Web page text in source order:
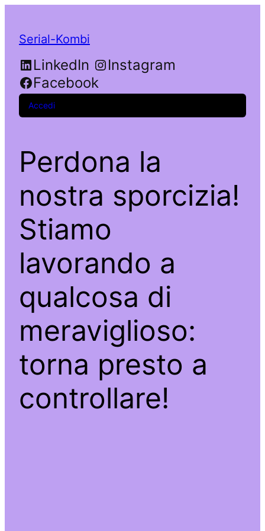
Serial-Kombi
LinkedIn
Instagram
Facebook
Accedi
Perdona la
nostra sporcizia!
Stiamo
lavorando a
qualcosa di
meraviglioso:
torna presto a
controllare!